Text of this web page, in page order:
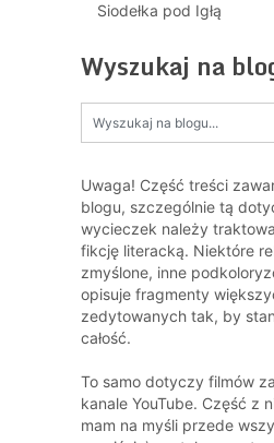
Siodełka pod Igłą
Wyszukaj na
Uwaga! Część treści
blogu, szczególnie tą
wycieczek należy
fikcję literacką. Niektóre
zmyślone, inne
opisuje fragmenty
zedytowanych tak, by
całość.
To samo dotyczy filmów
kanale YouTube. Część z
mam na myśli przede